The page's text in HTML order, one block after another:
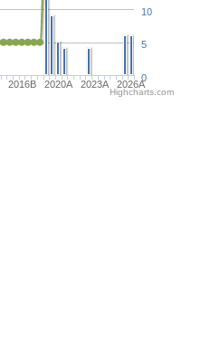
2016B 2020A 2023Α 2026A
0
5
10
Highcharts.com